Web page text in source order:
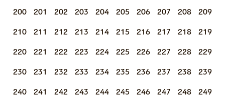
200 201 202 203 204 205 206 207 208 209
210 211 212 213 214 215 216 217 218 219
220 221 222 223 224 225 226 227 228 229
230 231 232 233 234 235 236 237 238 239
240 241 242 243 244 245 246 247 248 249